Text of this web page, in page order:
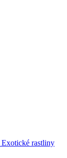
Exotické rastliny